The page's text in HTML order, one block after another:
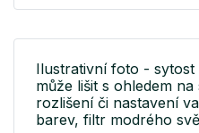
Ilustrativní foto -
může lišit s ohledem
rozlišení či nastavení
barev, filtr modrého